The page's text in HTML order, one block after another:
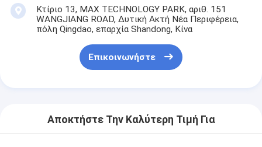
Κτίριο 13, MAX TECHNOLOGY PARK, αριθ. 151
WANGJIANG ROAD, Δυτική Ακτή Νέα Περιφέρεια,
πόλη Qingdao, επαρχία Shandong, Κίνα
Επικοινωνήστε
Αποκτήστε Την Καλύτερη Τιμή Για